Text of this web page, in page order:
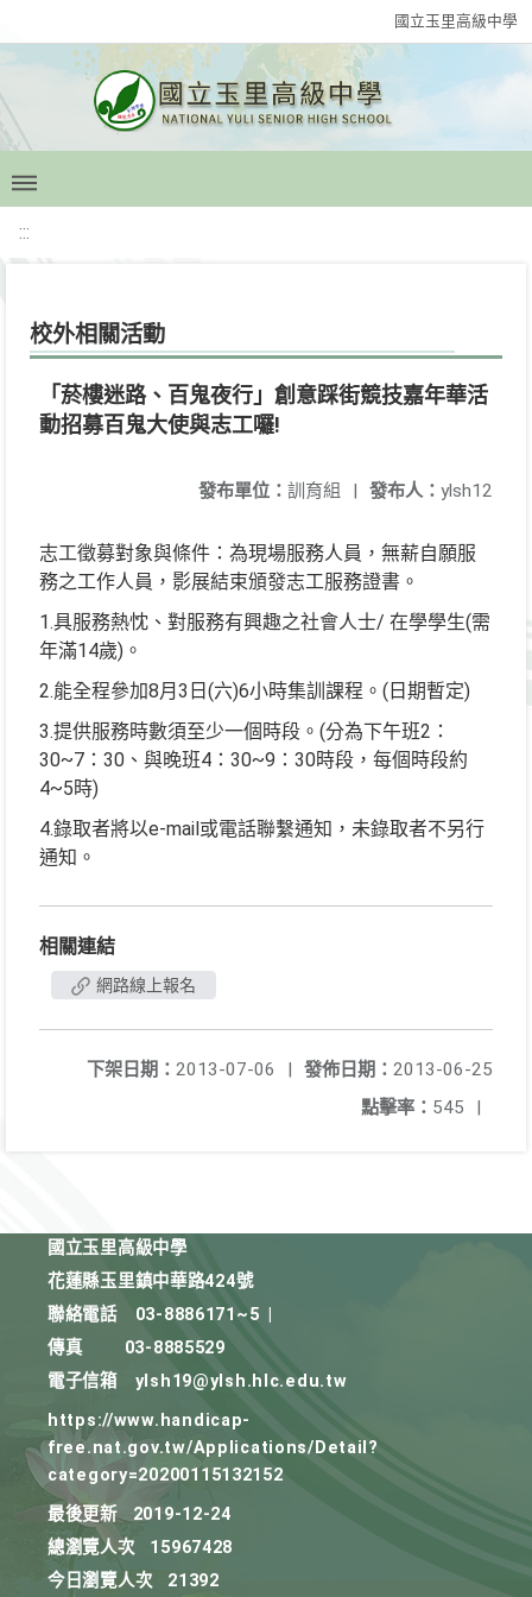
國立玉里高級中學
:::
校外相關活動
「菸樓迷路、百鬼夜行」創意踩街競技嘉年華活
動招募百鬼大使與志工囉!
發布人： ylsh12
發布單位： 訓育組 |
志工徵募對象與條件：為現場服務人員，無薪自願服
務之工作人員，影展結束頒發志工服務證書。
1.具服務熱忱、對服務有興趣之社會人士/ 在學學生(需
年滿14歲)。
2.能全程參加8月3日(六)6小時集訓課程。(日期暫定)
3.提供服務時數須至少一個時段。(分為下午班2：
30~7：30、與晚班4：30~9：30時段，每個時段約
4~5時)
4.錄取者將以e-mail或電話聯繫通知，未錄取者不另行
通知。
相關連結
網路線上報名
發佈日期： 2013-06-25
下架日期： 2013-07-06
|
點擊率： 545 |
國立玉里高級中學
花蓮縣玉里鎮中華路424號
聯絡電話
03-8886171~5
傳真
03-8885529
電子信箱
ylsh19@ylsh.hlc.edu.tw
https://www.handicap-
free.nat.gov.tw/Applications/Detail?
category=20200115132152
最後更新
2019-12-24
總瀏覽人次
15967428
今日瀏覽人次
21392